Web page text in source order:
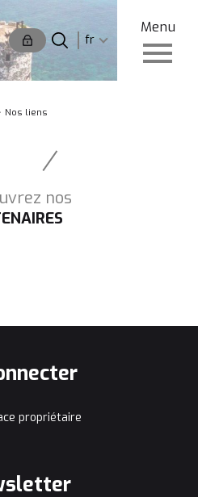
Menu
fr
Langue
fr
Nos liens
nos
propriétaire